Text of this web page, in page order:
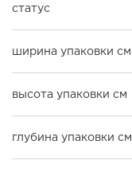
статус
ширина упаковки см
высота упаковки см
глубина упаковки см